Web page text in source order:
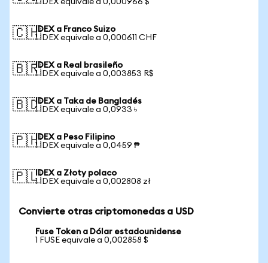
1 IDEX equivale a 0,000966 $
🇨🇭IDEX a Franco Suizo
1 IDEX equivale a 0,000611 CHF
🇧🇷IDEX a Real brasileño
1 IDEX equivale a 0,003853 R$
🇧🇩IDEX a Taka de Bangladés
1 IDEX equivale a 0,0933 ৳
🇵🇭IDEX a Peso Filipino
1 IDEX equivale a 0,0459 ₱
🇵🇱IDEX a Złoty polaco
1 IDEX equivale a 0,002808 zł
Convierte otras criptomonedas a USD
Fuse Token a Dólar estadounidense
1 FUSE equivale a 0,002858 $